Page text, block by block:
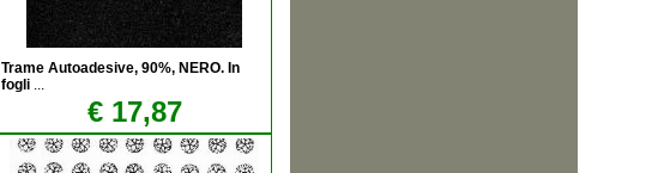
Trame Autoadesive, 90%, NERO. In
fogli ...
€ 17,87